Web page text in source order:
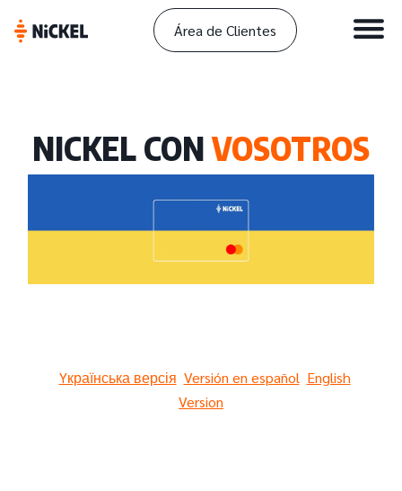
Área de Clientes
NICKEL CONVOSOTROS
Yкраїнська версія Versión en español English
Version